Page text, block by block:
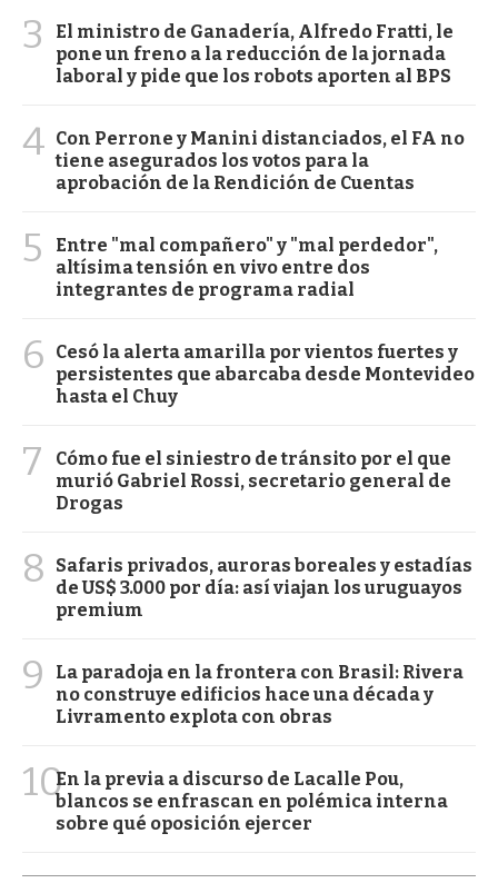
3
El ministro de Ganadería, Alfredo Fratti, le
pone un freno a la reducción de la jornada
laboral y pide que los robots aporten al BPS
4 Con Perrone y Manini distanciados, el FA no
tiene asegurados los votos para la
aprobación de la Rendición de Cuentas
5
Entre "mal compañero" y "mal perdedor",
altísima tensión en vivo entre dos
integrantes de programa radial
6
Cesó la alerta amarilla por vientos fuertes y
persistentes que abarcaba desde Montevideo
hasta el Chuy
7
Cómo fue el siniestro de tránsito por el que
murió Gabriel Rossi, secretario general de
Drogas
8
Safaris privados, auroras boreales y estadías
de US$ 3.000 por día: así viajan los uruguayos
premium
9
La paradoja en la frontera con Brasil: Rivera
no construye edificios hace una década y
Livramento explota con obras
10En la previa a discurso de Lacalle Pou,
blancos se enfrascan en polémica interna
sobre qué oposición ejercer